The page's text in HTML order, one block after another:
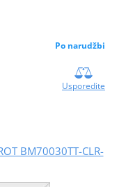
Po narudžbi
Usporedite
BM70030TT-CLR-